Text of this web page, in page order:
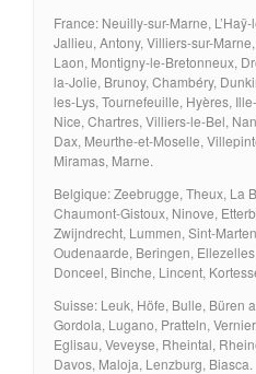
France: Neuilly-sur-Marne,
Jallieu, Antony, Villiers-sur-
Laon, Montigny-le-Bretonneux,
la-Jolie, Brunoy, Chambéry,
les-Lys, Tournefeuille, Hyères,
Nice, Chartres, Villiers-le-Bel,
Dax, Meurthe-et-Moselle,
Miramas, Marne.
Belgique: Zeebrugge, Theux, La
Chaumont-Gistoux, Ninove,
Zwijndrecht, Lummen, Sint-
Oudenaarde, Beringen,
Donceel, Binche, Lincent,
Suisse: Leuk, Höfe, Bulle, Büren
Gordola, Lugano, Pratteln,
Eglisau, Veveyse, Rheintal,
Davos, Maloja, Lenzburg, Biasca.